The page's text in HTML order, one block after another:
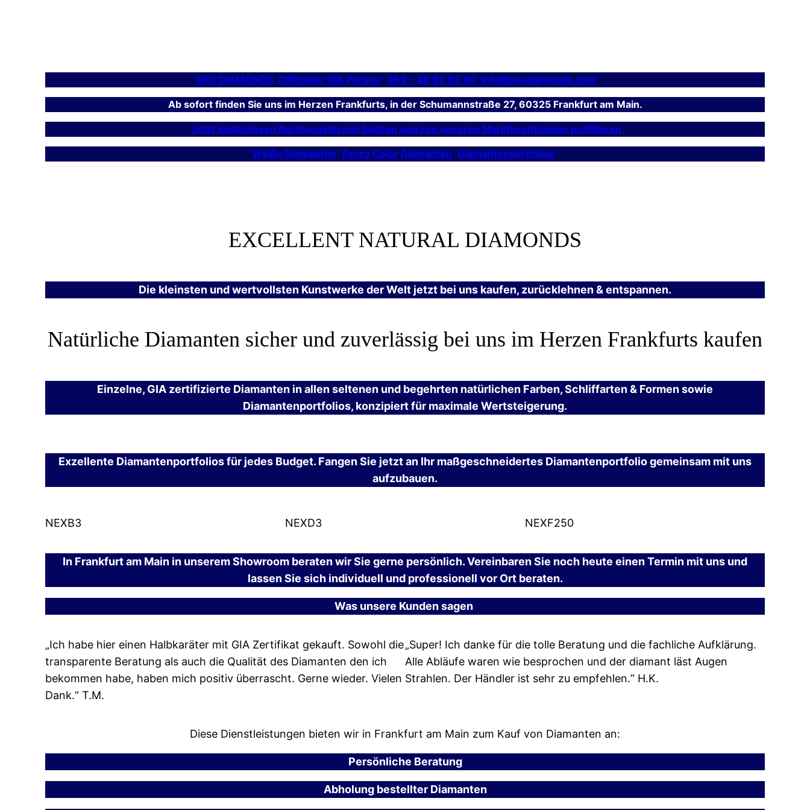
NEX DIAMONDS Offizieller GIA Partner 069 – 46 93 93 80 info@nexdiamonds.com
Ab sofort finden Sie uns im Herzen Frankfurts, in der Schumannstraße 27, 60325 Frankfurt am Main.
Jetzt kostenlosen Beratungstermin buchen und von unseren Marktkenntnissen profitieren
Weiße Diamanten Fancy Color Diamanten Diamantenportfolios
EXCELLENT NATURAL DIAMONDS
Die kleinsten und wertvollsten Kunstwerke der Welt jetzt bei uns kaufen, zurücklehnen & entspannen.
Natürliche Diamanten sicher und zuverlässig bei uns im Herzen Frankfurts kaufen
Einzelne, GIA zertifizierte Diamanten in allen seltenen und begehrten natürlichen Farben, Schliffarten & Formen sowie
Diamantenportfolios, konzipiert für maximale Wertsteigerung.
Exzellente Diamantenportfolios für jedes Budget. Fangen Sie jetzt an Ihr maßgeschneidertes Diamantenportfolio gemeinsam mit uns
aufzubauen.
NEXB3 NEXD3 NEXF250
In Frankfurt am Main in unserem Showroom beraten wir Sie gerne persönlich. Vereinbaren Sie noch heute einen Termin mit uns und
lassen Sie sich individuell und professionell vor Ort beraten.
Was unsere Kunden sagen
„Ich habe hier einen Halbkaräter mit GIA Zertifikat gekauft. Sowohl die
transparente Beratung als auch die Qualität des Diamanten den ich
bekommen habe, haben mich positiv überrascht. Gerne wieder. Vielen
Dank.“ T.M.
„Super! Ich danke für die tolle Beratung und die fachliche Aufklärung.
Alle Abläufe waren wie besprochen und der diamant läst Augen
Strahlen. Der Händler ist sehr zu empfehlen.“ H.K.
Diese Dienstleistungen bieten wir in Frankfurt am Main zum Kauf von Diamanten an:
Persönliche Beratung
Abholung bestellter Diamanten